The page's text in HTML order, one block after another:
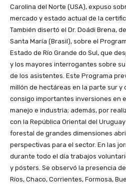
Carolina del Norte (USA), expuso
mercado y estado actual de la
También disertó el Dr. Doádi Brena,
Santa María (Brasil), sobre el
Estado de Río Grande do Sul, que
y los mayores interrogantes sobre
de los asistentes. Este Programa
millón de hectáreas en la parte sur y
consigo importantes inversiones en
manejo e industria; además, por
con la República Oriental del
forestal de grandes dimensiones
perspectivas para el sector. En las
durante todo el día trabajos
y pósters. Se observó la presencia
Ríos, Chaco, Corrientes, Formosa,